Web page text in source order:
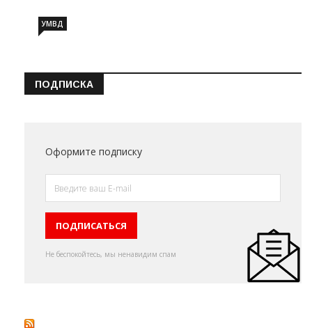
УМВД
ПОДПИСКА
Оформите подписку
Не беспокойтесь, мы ненавидим спам